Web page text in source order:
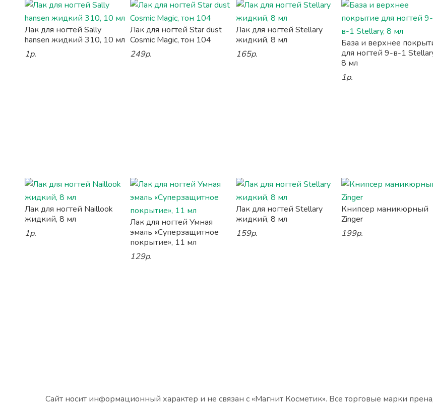
Лак для ногтей Sally
hansen жидкий 310, 10 мл
1р.
Лак для ногтей Star dust
Cosmic Magic, тон 104
249р.
Лак для ногтей Stellary
жидкий, 8 мл
165р.
База и верхнее
для ногтей 9-в-1
8 мл
1р.
Лак для ногтей Naillook
жидкий, 8 мл
1р.
Лак для ногтей Умная
эмаль «Суперзащитное
покрытие», 11 мл
129р.
Лак для ногтей Stellary
жидкий, 8 мл
159р.
Книпсер маникюрный
Zinger
199р.
Сайт носит информационный характер и не связан с «Магнит Косметик». Все торговые марки